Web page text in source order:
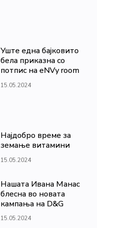
Уште една бајковито
бела приказна со
потпис на eNVy room
15.05.2024
Најдобро време за
земање витамини
15.05.2024
Нашата Ивана Манас
блесна во новата
кампања на D&G
15.05.2024